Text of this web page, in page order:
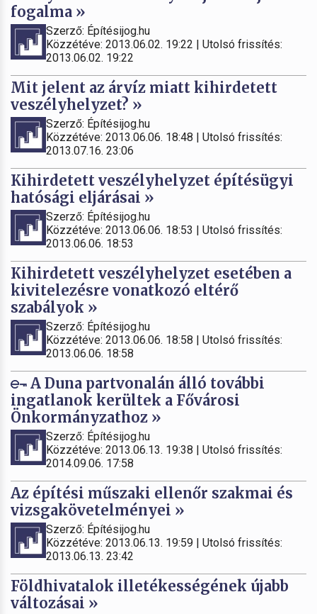
fogalma »
Szerző: Építésijog.hu
Közzétéve: 2013.06.02. 19:22 | Utolsó frissítés:
2013.06.02. 19:22
Mit jelent az árvíz miatt kihirdetett
veszélyhelyzet? »
Szerző: Építésijog.hu
Közzétéve: 2013.06.06. 18:48 | Utolsó frissítés:
2013.07.16. 23:06
Kihirdetett veszélyhelyzet építésügyi
hatósági eljárásai »
Szerző: Építésijog.hu
Közzétéve: 2013.06.06. 18:53 | Utolsó frissítés:
2013.06.06. 18:53
Kihirdetett veszélyhelyzet esetében a
kivitelezésre vonatkozó eltérő
szabályok »
Szerző: Építésijog.hu
Közzétéve: 2013.06.06. 18:58 | Utolsó frissítés:
2013.06.06. 18:58
A Duna partvonalán álló további
ingatlanok kerültek a Fővárosi
Önkormányzathoz »
Szerző: Építésijog.hu
Közzétéve: 2013.06.13. 19:38 | Utolsó frissítés:
2014.09.06. 17:58
Az építési műszaki ellenőr szakmai és
vizsgakövetelményei »
Szerző: Építésijog.hu
Közzétéve: 2013.06.13. 19:59 | Utolsó frissítés:
2013.06.13. 23:42
Földhivatalok illetékességének újabb
változásai »